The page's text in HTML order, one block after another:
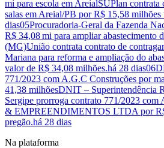
mi para escola em AreialSUPlan contrata
salas em Areial/PB por R$ 15,58 milhões
dias05Procuradoria‑Geral da Fazenda
R$ 34,08 mi para ampliar abastecimento
(MG)União contrata contrato de
Mariana para reforma e ampliação do
valor de R$ 34,08 milhões.há 28 dias06
771/2023 com A.G.C Construções por
41,38 milhõesDNIT – Superintendência
Sergipe prorroga contrato 771/2023
& EMPREENDIMENTOS LTDA por
pregão.há 28 dias
Na plataforma